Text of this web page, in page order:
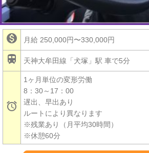
 月給 250,000円〜330,000円
 天神大牟田線「犬塚」駅 車で5分

1ヶ月単位の変形労働
8：30～17：00
遅出、早出あり
ルートにより異なります
※残業あり（月平均30時間）
※休憩60分